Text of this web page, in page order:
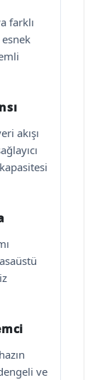
farklı
akışı
ve